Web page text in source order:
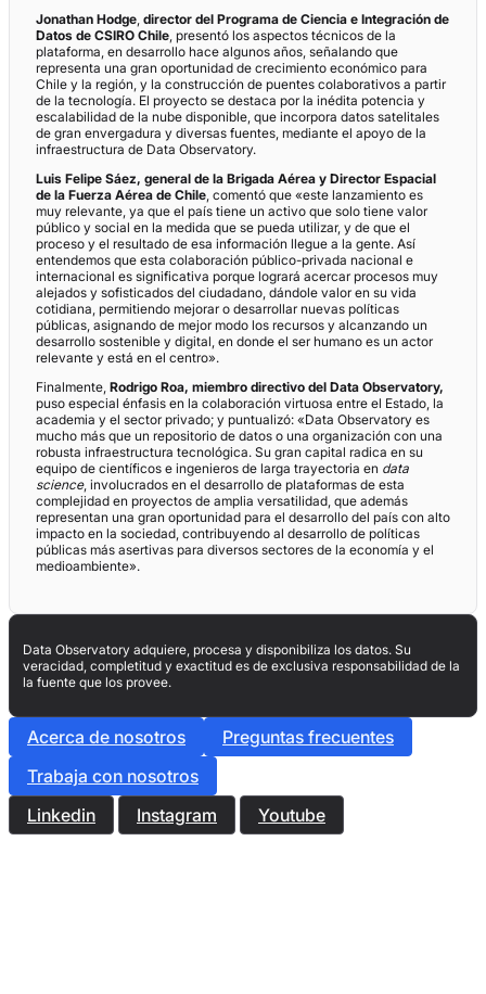
Jonathan Hodge, director del Programa de Ciencia e Integración de
Datos de CSIRO Chile, presentó los aspectos técnicos de la
plataforma, en desarrollo hace algunos años, señalando que
representa una gran oportunidad de crecimiento económico para
Chile y la región, y la construcción de puentes colaborativos a partir
de la tecnología. El proyecto se destaca por la inédita potencia y
escalabilidad de la nube disponible, que incorpora datos satelitales
de gran envergadura y diversas fuentes, mediante el apoyo de la
infraestructura de Data Observatory.
Luis Felipe Sáez, general de la Brigada Aérea y Director Espacial
de la Fuerza Aérea de Chile, comentó que «este lanzamiento es
muy relevante, ya que el país tiene un activo que solo tiene valor
público y social en la medida que se pueda utilizar, y de que el
proceso y el resultado de esa información llegue a la gente. Así
entendemos que esta colaboración público-privada nacional e
internacional es significativa porque logrará acercar procesos muy
alejados y sofisticados del ciudadano, dándole valor en su vida
cotidiana, permitiendo mejorar o desarrollar nuevas políticas
públicas, asignando de mejor modo los recursos y alcanzando un
desarrollo sostenible y digital, en donde el ser humano es un actor
relevante y está en el centro».
Finalmente, Rodrigo Roa, miembro directivo del Data Observatory,
puso especial énfasis en la colaboración virtuosa entre el Estado, la
academia y el sector privado; y puntualizó: «Data Observatory es
mucho más que un repositorio de datos o una organización con una
robusta infraestructura tecnológica. Su gran capital radica en su
equipo de científicos e ingenieros de larga trayectoria en data
science, involucrados en el desarrollo de plataformas de esta
complejidad en proyectos de amplia versatilidad, que además
representan una gran oportunidad para el desarrollo del país con alto
impacto en la sociedad, contribuyendo al desarrollo de políticas
públicas más asertivas para diversos sectores de la economía y el
medioambiente».
Data Observatory adquiere, procesa y disponibiliza los datos. Su
veracidad, completitud y exactitud es de exclusiva responsabilidad de la
la fuente que los provee.
Acerca de nosotros
Preguntas frecuentes
Trabaja con nosotros
Linkedin
Instagram Youtube